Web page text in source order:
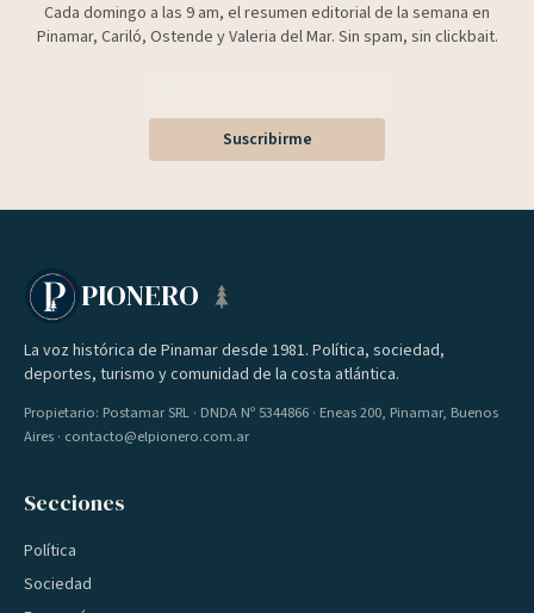
Cada domingo a las 9 am, el resumen editorial de la semana en
Pinamar, Cariló, Ostende y Valeria del Mar. Sin spam, sin clickbait.
Suscribirme
PIONERO
La voz histórica de Pinamar desde 1981. Política, sociedad,
deportes, turismo y comunidad de la costa atlántica.
Propietario: Postamar SRL · DNDA Nº 5344866 · Eneas 200, Pinamar, Buenos
Aires · contacto@elpionero.com.ar
Secciones
Política
Sociedad